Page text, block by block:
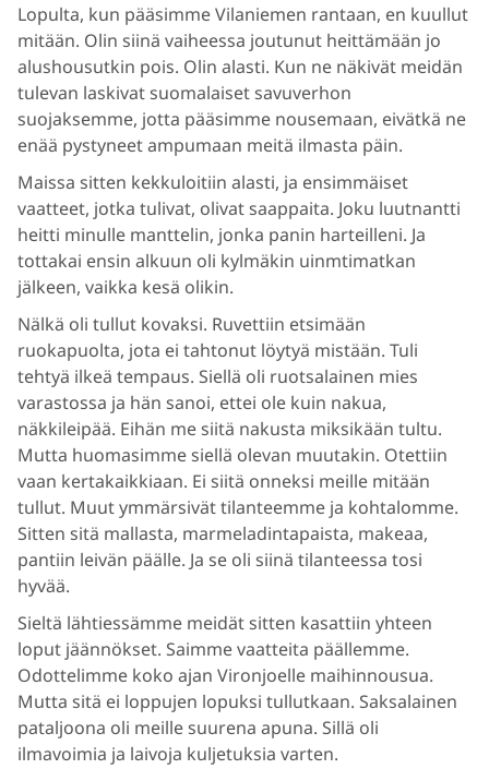
Lopulta, kun pääsimme Vilaniemen rantaan, en kuullut
mitään. Olin siinä vaiheessa joutunut heittämään jo
alushousutkin pois. Olin alasti. Kun ne näkivät meidän
tulevan laskivat suomalaiset savuverhon
suojaksemme, jotta pääsimme nousemaan, eivätkä ne
enää pystyneet ampumaan meitä ilmasta päin.
Maissa sitten kekkuloitiin alasti, ja ensimmäiset
vaatteet, jotka tulivat, olivat saappaita. Joku luutnantti
heitti minulle manttelin, jonka panin harteilleni. Ja
tottakai ensin alkuun oli kylmäkin uinmtimatkan
jälkeen, vaikka kesä olikin.
Nälkä oli tullut kovaksi. Ruvettiin etsimään
ruokapuolta, jota ei tahtonut löytyä mistään. Tuli
tehtyä ilkeä tempaus. Siellä oli ruotsalainen mies
varastossa ja hän sanoi, ettei ole kuin nakua,
näkkileipää. Eihän me siitä nakusta miksikään tultu.
Mutta huomasimme siellä olevan muutakin. Otettiin
vaan kertakaikkiaan. Ei siitä onneksi meille mitään
tullut. Muut ymmärsivät tilanteemme ja kohtalomme.
Sitten sitä mallasta, marmeladintapaista, makeaa,
pantiin leivän päälle. Ja se oli siinä tilanteessa tosi
hyvää.
Sieltä lähtiessämme meidät sitten kasattiin yhteen
loput jäännökset. Saimme vaatteita päällemme.
Odottelimme koko ajan Vironjoelle maihinnousua.
Mutta sitä ei loppujen lopuksi tullutkaan. Saksalainen
pataljoona oli meille suurena apuna. Sillä oli
ilmavoimia ja laivoja kuljetuksia varten.